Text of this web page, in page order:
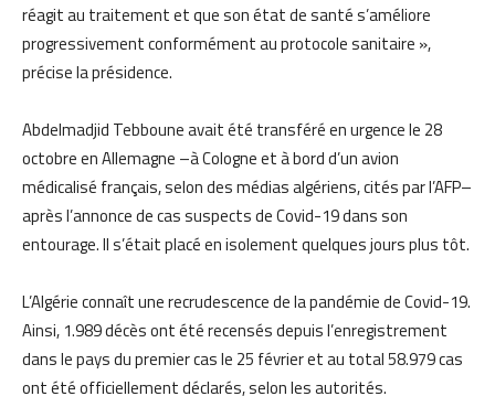
réagit au traitement et que son état de santé s’améliore
progressivement conformément au protocole sanitaire »,
précise la présidence.
Abdelmadjid Tebboune avait été transféré en urgence le 28
octobre en Allemagne –à Cologne et à bord d’un avion
médicalisé français, selon des médias algériens, cités par l’AFP–
après l’annonce de cas suspects de Covid-19 dans son
entourage. Il s’était placé en isolement quelques jours plus tôt.
L’Algérie connaît une recrudescence de la pandémie de Covid-19.
Ainsi, 1.989 décès ont été recensés depuis l’enregistrement
dans le pays du premier cas le 25 février et au total 58.979 cas
ont été officiellement déclarés, selon les autorités.